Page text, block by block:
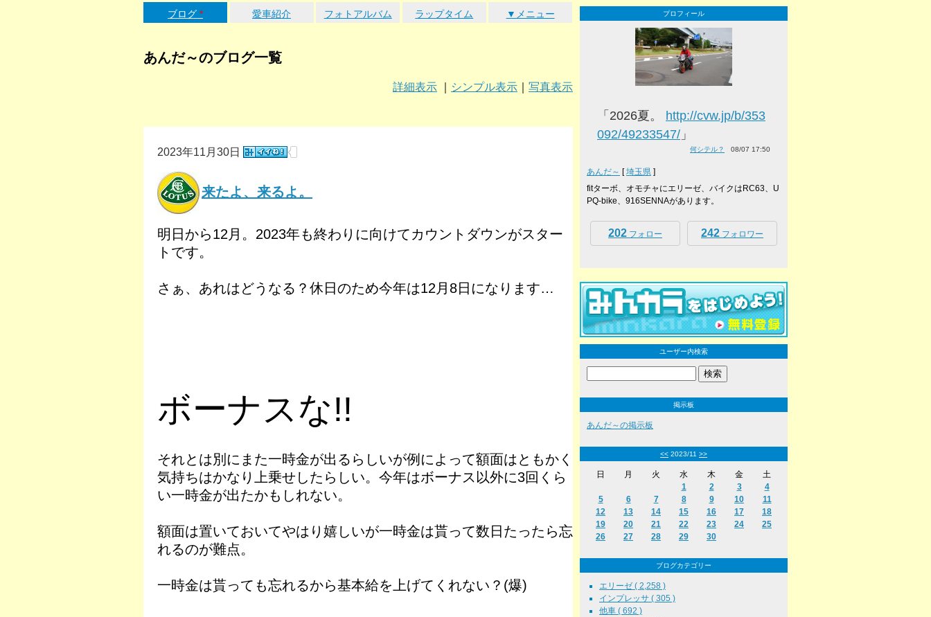
ブログ* 愛車紹介 フォトアルバム ラップタイム ▼メニュー
あんだ～のブログ一覧
詳細表示 シンプル表示 写真表示
2023年11月30日
来たよ、来るよ。
明日から12月。2023年も終わりに向けてカウントダウンがスター
トです。
さぁ、あれはどうなる？休日のため今年は12月8日になります…
ボーナスな!!
それとは別にまた一時金が出るらしいが例によって額面はともかく
気持ちはかなり上乗せしたらしい。今年はボーナス以外に3回くら
い一時金が出たかもしれない。
額面は置いておいてやはり嬉しいが一時金は貰って数日たったら忘
れるのが難点。
一時金は貰っても忘れるから基本給を上げてくれない？(爆)
プロフィール
「2026夏。 http://cvw.jp/b/353
092/49233547/ 」
何シテル？ 08/07 17:50
あんだ～ [埼玉県 ]
fitターボ、オモチャにエリーゼ、バイクはRC63、U
PQ-bike、916SENNAがあります。
202 フォロー 242 フォロワー
ユーザー内検索
掲示板
あんだ～の掲示板
<< 2023/11 >>
日 月 火 水 木 金
土
1
2 3
4
5
6 7 8 9 10
11
12
13 14 15 16 17
18
19
20 21 22 23 24
25
26
27 28 29 30
ブログカテゴリー
エリーゼ ( 2,258 )
インプレッサ ( 305 )
他車 ( 692 )